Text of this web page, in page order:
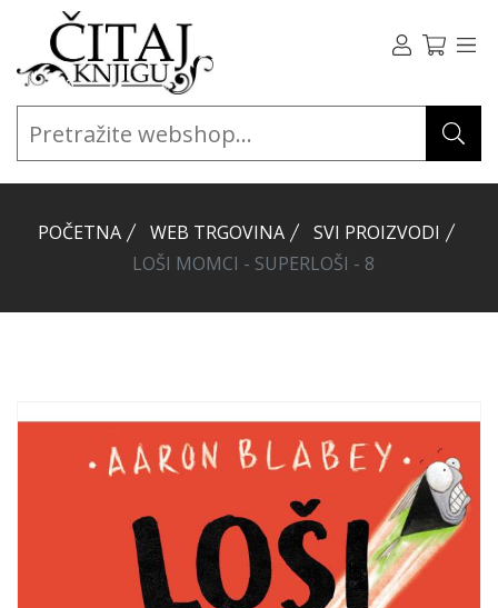
POČETNA WEB TRGOVINA
SVI PROIZVODI
LOŠI MOMCI - SUPERLOŠI - 8